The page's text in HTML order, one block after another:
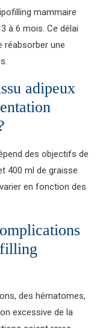
mammaire
à 6 mois. Ce délai
réabsorber une
adipeux
des objectifs de
400 ml de graisse
en fonction des
des hématomes,
excessive de la